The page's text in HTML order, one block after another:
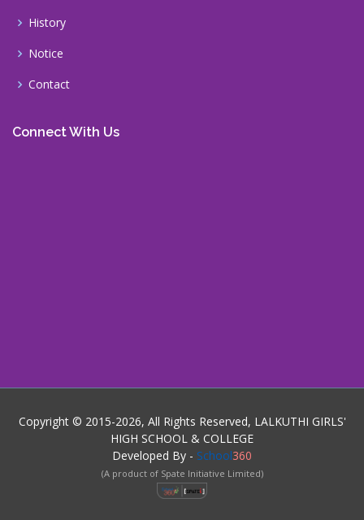
History
Notice
Contact
Connect With Us
Copyright © 2015-2026, All Rights Reserved, LALKUTHI GIRLS'
HIGH SCHOOL & COLLEGE
Developed By - School360
(A product of Spate Initiative Limited)